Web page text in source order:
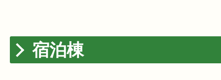
宿泊棟